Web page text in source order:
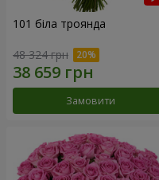
101 біла троянда
48 324 грн
Замовити